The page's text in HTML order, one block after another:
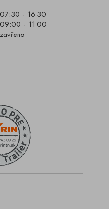
07:30 - 16:30
09:00 - 11:00
zavřeno